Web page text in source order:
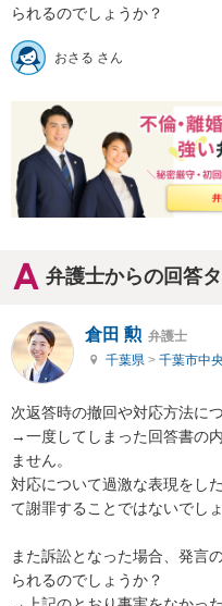
られるのでしょうか？
おさる さん
弁護士からの回答
倉田 勲 弁護士
千葉県 > 千葉市中
次返答時の撤回や対応方法に
→一度してしまった回答書の
ません。
対応について過激な表現をし
て謝罪することではないでしょ
また訴訟となった場合、発言
られるのでしょうか？